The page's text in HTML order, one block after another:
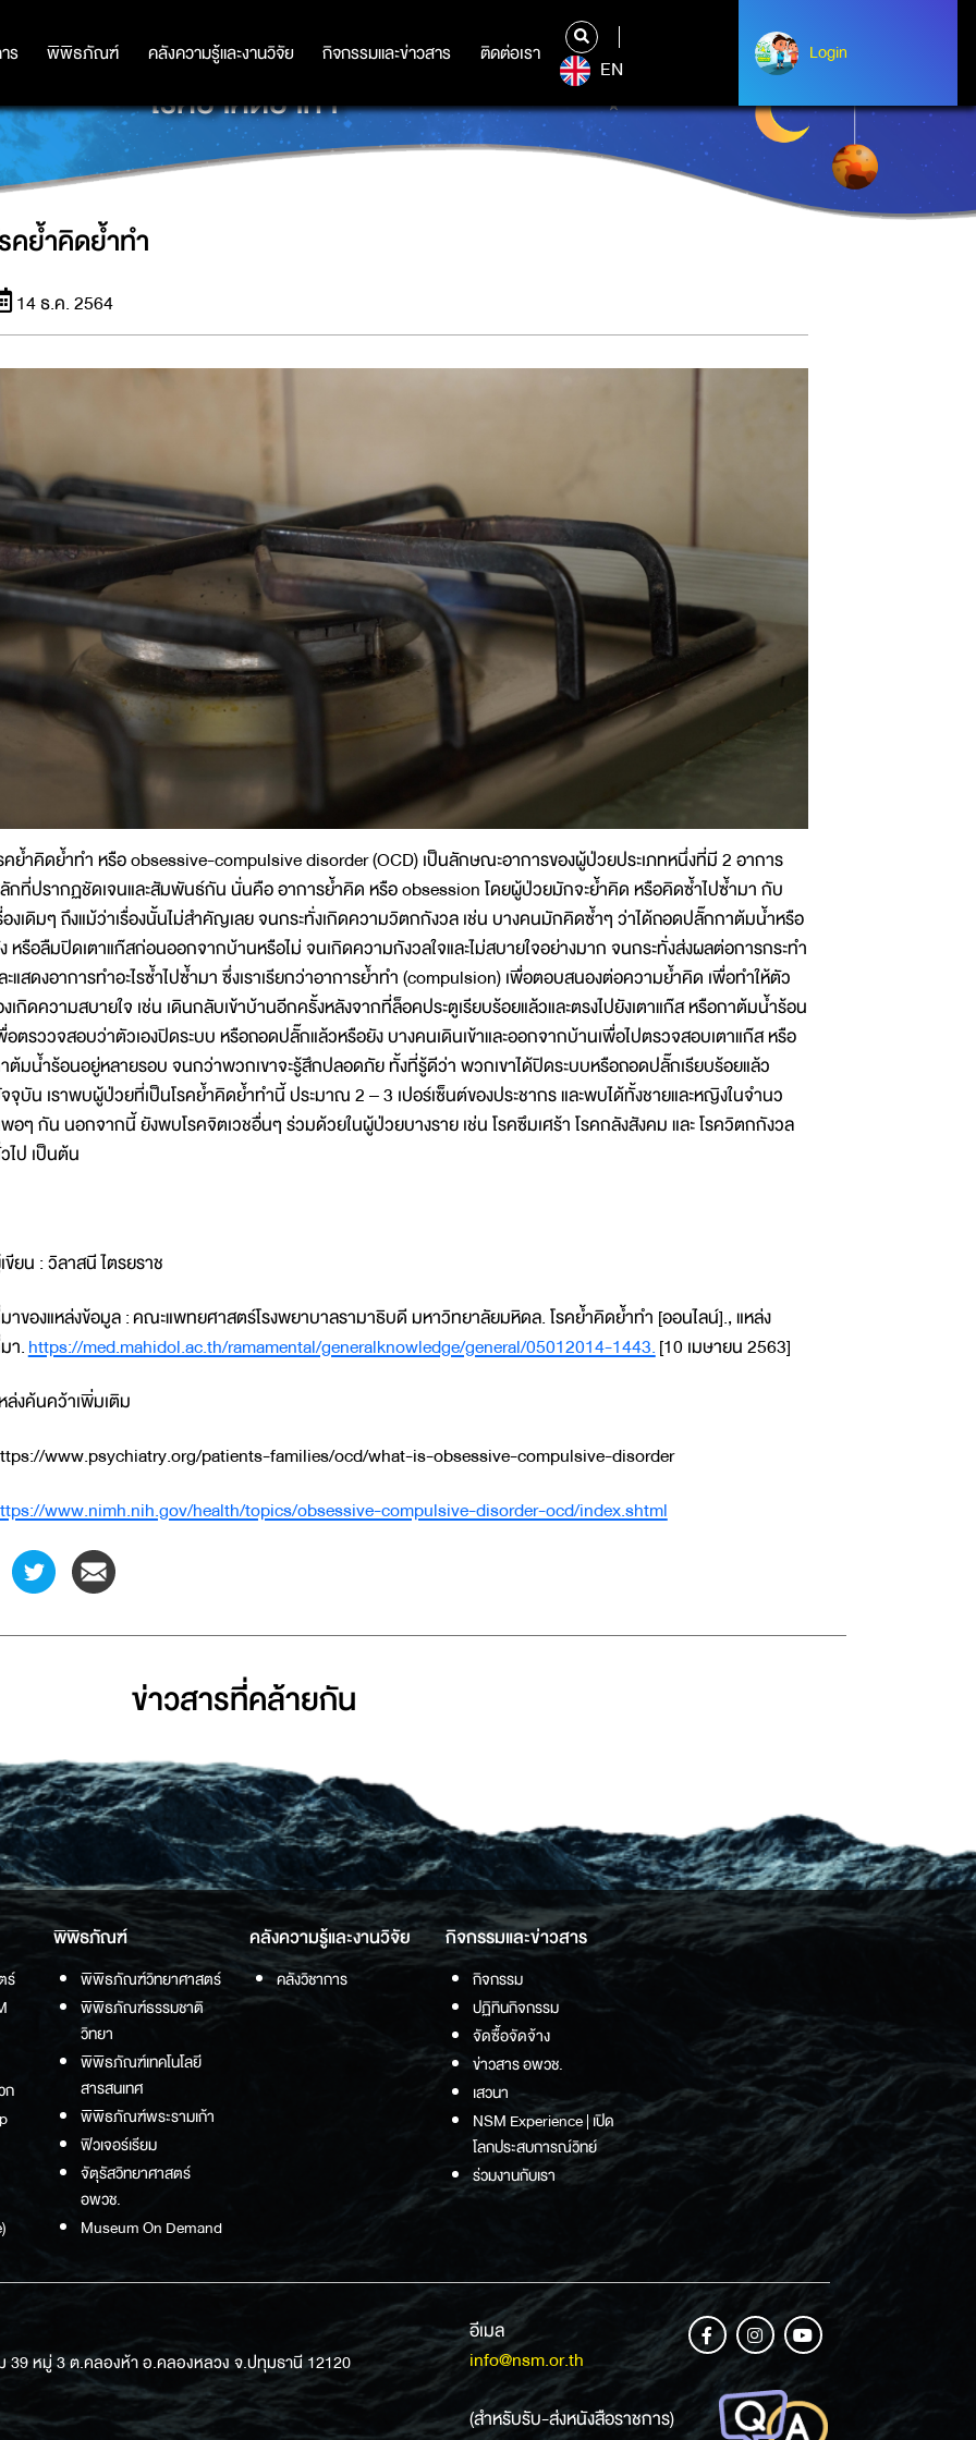
ร พิพิธภัณฑ์ คลังความรู้และงานวิจัย กิจกรรมและข่าวสาร ติดต่อเรา
ร พิพิธภัณฑ์ คลังความรู้และงานวิจัย กิจกรรมและข่าวสาร ติดต่อเรา
EN
Login
Login
โรคย้ำคิดย้ำทำ
คย้ำคิดย้ำทำ
14 ธ.ค. 2564
คย้ำคิดย้ำทำ หรือ obsessive-compulsive disorder (OCD) เป็นลักษณะอาการของผู้ป่วยประเภทหนึ่งที่มี 2 อาการ
กที่ปรากฏชัดเจนและสัมพันธ์กัน นั่นคือ อาการย้ำคิด หรือ obsession โดยผู้ป่วยมักจะย้ำคิด หรือคิดซ้ำไปซ้ำมา กับ
องเดิมๆ ถึงแม้ว่าเรื่องนั้นไม่สำคัญเลย จนกระทั่งเกิดความวิตกกังวล เช่น บางคนมักคิดซ้ำๆ ว่าได้ถอดปลั๊กกาต้มน้ำหรือ
หรือลืมปิดเตาแก๊สก่อนออกจากบ้านหรือไม่ จนเกิดความกังวลใจและไม่สบายใจอย่างมาก จนกระทั่งส่งผลต่อการกระทำ
ะแสดงอาการทำอะไรซ้ำไปซ้ำมา ซึ่งเราเรียกว่าอาการย้ำทำ (compulsion) เพื่อตอบสนองต่อความย้ำคิด เพื่อทำให้ตัว
งเกิดความสบายใจ เช่น เดินกลับเข้าบ้านอีกครั้งหลังจากที่ล็อคประตูเรียบร้อยแล้วและตรงไปยังเตาแก๊ส หรือกาต้มน้ำร้อน
อตรววจสอบว่าตัวเองปิดระบบ หรือถอดปลั๊กแล้วหรือยัง บางคนเดินเข้าและออกจากบ้านเพื่อไปตรวจสอบเตาแก๊ส หรือ
ต้มน้ำร้อนอยู่หลายรอบ จนกว่าพวกเขาจะรู้สึกปลอดภัย ทั้งที่รู้ดีว่า พวกเขาได้ปิดระบบหรือถอดปลั๊กเรียบร้อยแล้ว
จุบัน เราพบผู้ป่วยที่เป็นโรคย้ำคิดย้ำทำนี้ ประมาณ 2 – 3 เปอร์เซ็นต์ของประชากร และพบได้ทั้งชายและหญิงในจำนว
อๆ กัน นอกจากนี้ ยังพบโรคจิตเวชอื่นๆ ร่วมด้วยในผู้ป่วยบางราย เช่น โรคซึมเศร้า โรคกลังสังคม และ โรควิตกกังวล
ไป เป็นต้น
ขียน : วิลาสนี ไตรยราช
าของแหล่งข้อมูล : คณะแพทยศาสตร์โรงพยาบาลรามาธิบดี มหาวิทยาลัยมหิดล. โรคย้ำคิดย้ำทำ [ออนไลน์]., แหล่ง
า.https://med.mahidol.ac.th/ramamental/generalknowledge/general/05012014-1443.[10 เมษายน 2563]
ล่งค้นคว้าเพิ่มเติม
www.psychiatry.org/patients-families/ocd/what-is-obsessive-compulsive-disorder
www.nimh.nih.gov/health/topics/obsessive-compulsive-disorder-ocd/index.shtml
ข่าวสารที่่คล้ายกัน
ร์
ก
พิพิธภัณฑ์
พิพิธภัณฑ์วิทยาศาสตร์
พิพิธภัณฑ์ธรรมชาติ
วิทยา
พิพิธภัณฑ์เทคโนโลยี
สารสนเทศ
พิพิธภัณฑ์พระรามเก้า
ฟิวเจอร์เรียม
จัตุรัสวิทยาศาสตร์
อพวช.
Museum On Demand
คลังความรู้และงานวิจัย
คลังวิชาการ
กิจกรรมและข่าวสาร
กิจกรรม
ปฏิทินกิจกรรม
จัดซื้อจัดจ้าง
ข่าวสาร อพวช.
เสวนา
NSM Experience | เปิด
โลกประสบการณ์วิทย์
ร่วมงานกับเรา
39 หมู่ 3 ต.คลองห้า อ.คลองหลวง จ.ปทุมธานี 12120
อีเมล
info@nsm.or.th
(สำหรับรับ-ส่งหนังสือราชการ)